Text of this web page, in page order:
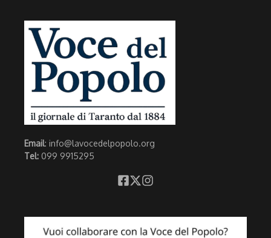
Email: info@lavocedelpopolo.org
Tel: 099 9915295